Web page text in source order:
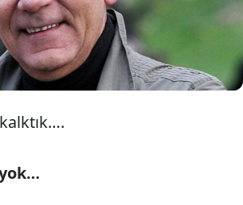
binlerce kez paylaşıldı.